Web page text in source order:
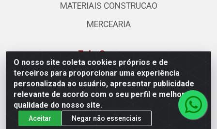
O nosso site coleta cookies próprios e de
terceiros para proporcionar uma experiência
personalizada ao usuário, apresentar publicidade
relevante de acordo com o seu perfil e melhorar a
qualidade do nosso site.
Aceitar
Negar não essenciais
MATERIAIS CONSTRUCAO
MERCEARIA
Fale Conosco
(62) 3310-3544
(62) 99964-9927
atendimento@rivershop.com.br
Instagram